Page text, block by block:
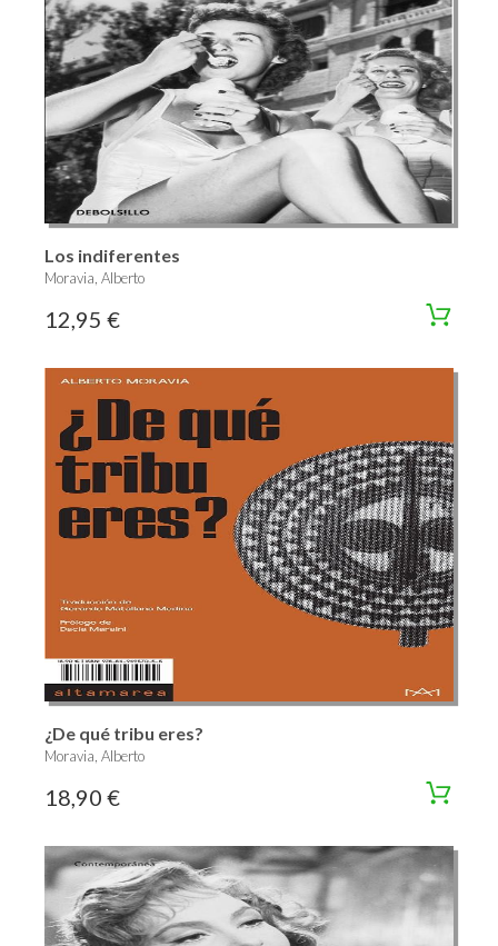
Los indiferentes
Moravia, Alberto
12,95 €
¿De qué tribu eres?
Moravia, Alberto
18,90 €